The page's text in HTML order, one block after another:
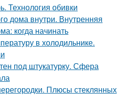
Технология обивки
дома внутри. Внутренняя
когда начинать
в холодильнике.
под штукатурку. Сфера
Плюсы стеклянных